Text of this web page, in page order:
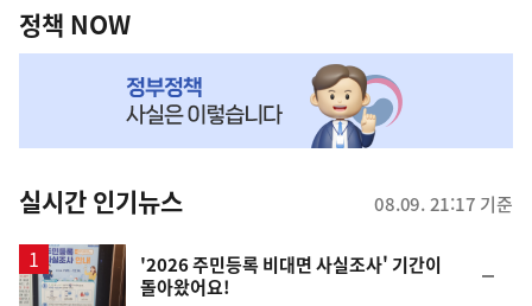
책
NOW,
뉴
스
정책 NOW
실시간 인기뉴스 08.09. 21:17 기준
'2026 주민등록 비대면 사실조사' 기간이
돌아왔어요!